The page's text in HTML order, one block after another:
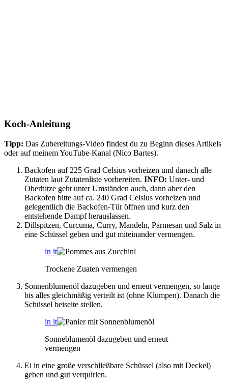
Koch-Anleitung
Tipp: Das Zubereitungs-Video findest du zu Beginn dieses Artikels
oder auf meinem YouTube-Kanal (Nico Bartes).
Backofen auf 225 Grad Celsius vorheizen und danach alle
Zutaten laut Zutatenliste vorbereiten. INFO: Unter- und
Oberhitze geht unter Umständen auch, dann aber den
Backofen bitte auf ca. 240 Grad Celsius vorheizen und
gelegentlich die Backofen-Tür öffnen und kurz den
entstehende Dampf herauslassen.
Dillspitzen, Curcuma, Curry, Mandeln, Parmesan und Salz in
eine Schüssel geben und gut miteinander vermengen.
in it
Trockene Zuaten vermengen
Sonnenblumenöl dazugeben und erneut vermengen, so lange
bis alles gleichmäßig verteilt ist (ohne Klumpen). Danach die
Schüssel beiseite stellen.
in it
Sonneblumenöl dazugeben und erneut
vermengen
Ei in eine große verschließbare Schüssel (also mit Deckel)
geben und gut verquirlen.